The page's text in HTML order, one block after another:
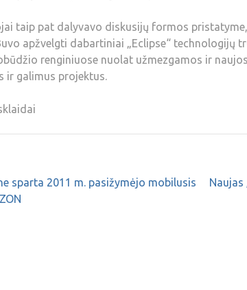
taip pat dalyvavo diskusijų formos
apžvelgti dabartiniai „Eclipse“ technologijų
renginiuose nuolat užmezgamos ir
ir galimus projektus.
sparta 2011 m. pasižymėjo mobilusis